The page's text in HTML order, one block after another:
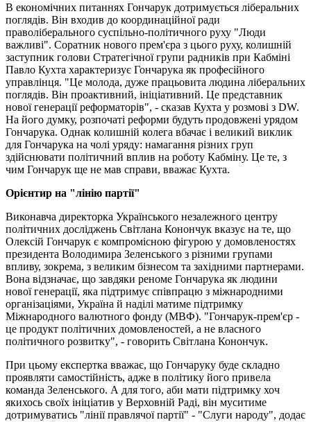
В економічних питаннях Гончарук дотримується ліберальних
поглядів. Він входив до координаційної ради
праволіберального суспільно-політичного руху "Люди
важливі". Соратник нового прем'єра з цього руху, колишній
заступник голови Стратегічної групи радників при Кабміні
Павло Кухта характеризує Гончарука як професійного
управлінця. "Це молода, дуже працьовита людина ліберальних
поглядів. Він проактивний, ініціативний. Це представник
нової генерації реформаторів", - сказав Кухта у розмові з DW.
На його думку, розпочаті реформи будуть продовжені урядом
Гончарука. Однак колишній колега вбачає і великий виклик
для Гончарука на чолі уряду: намагання різних груп
здійснювати політичний вплив на роботу Кабміну. Це те, з
чим Гончарук ще не мав справи, вважає Кухта.
Орієнтир на "лінію партії"
Виконавча директорка Українського незалежного центру
політичних досліджень Світлана Конончук вказує на те, що
Олексій Гончарук є компромісною фігурою у домовленостях
президента Володимира Зеленського з різними групами
впливу, зокрема, з великим бізнесом та західними партнерами.
Вона відзначає, що завдяки реноме Гончарука як людини
нової генерації, яка підтримує співпрацю з міжнародними
організаціями, Україна й наділі матиме підтримку
Міжнародного валютного фонду (МВФ). "Гончарук-прем'єр -
це продукт політичних домовленостей, а не власного
політичного розвитку", - говорить Світлана Конончук.
При цьому експертка вважає, що Гончаруку буде складно
проявляти самостійність, адже в політику його привела
команда Зеленського. А для того, аби мати підтримку хоч
якихось своїх ініціатив у Верховній Раді, він муситиме
дотримуватись "лінії правлячої партії" - "Слуги народу", додає